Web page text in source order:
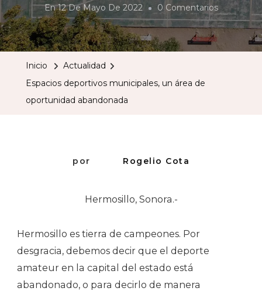
En12 De Mayo De 2022 0 ComentariosEn
Espacios
Deportivos
Inicio
Actualidad
Espacios deportivos municipales, un área de
oportunidad abandonada
por Rogelio Cota
Hermosillo, Sonora.-
Hermosillo es tierra de campeones. Por
desgracia, debemos decir que el deporte
amateur en la capital del estado está
abandonado, o para decirlo de manera